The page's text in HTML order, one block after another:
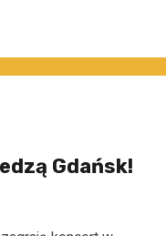
Gdańsk!